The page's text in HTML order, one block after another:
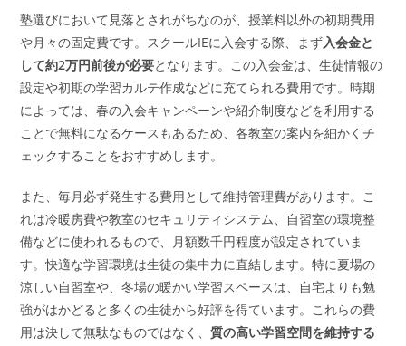
塾選びにおいて見落とされがちなのが、授業料以外の初期費用
や月々の固定費です。スクールIEに入会する際、まず入会金と
して約2万円前後が必要となります。この入会金は、生徒情報の
設定や初期の学習カルテ作成などに充てられる費用です。時期
によっては、春の入会キャンペーンや紹介制度などを利用する
ことで無料になるケースもあるため、各教室の案内を細かくチ
ェックすることをおすすめします。
また、毎月必ず発生する費用として維持管理費があります。こ
れは冷暖房費や教室のセキュリティシステム、自習室の環境整
備などに使われるもので、月額数千円程度が設定されていま
す。快適な学習環境は生徒の集中力に直結します。特に夏場の
涼しい自習室や、冬場の暖かい学習スペースは、自宅よりも勉
強がはかどると多くの生徒から好評を得ています。これらの費
用は決して無駄なものではなく、質の高い学習空間を維持する